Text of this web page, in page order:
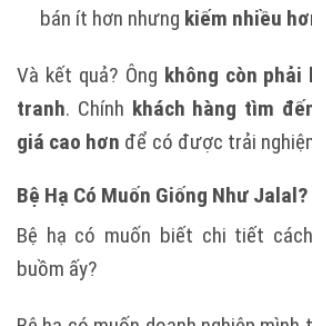
bán ít hơn nhưng kiếm nhiều
Và kết quả? Ông không còn phải
tranh. Chính khách hàng tìm
giá cao hơn để có được trải
Bệ Hạ Có Muốn Giống Như Jalal?
Bệ hạ có muốn biết chi tiết
buồm ấy?